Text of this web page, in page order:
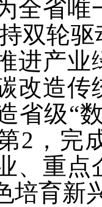
全省唯
双轮
进产业
改造传
省级“
2，完
、重点
培育新